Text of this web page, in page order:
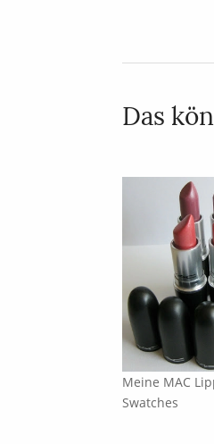
Das
Meine MAC
Swatches